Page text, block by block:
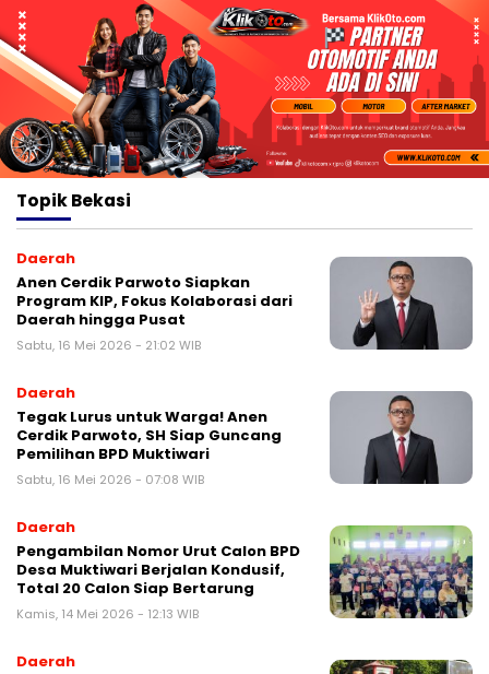
TopikBekasi
Daerah
Anen Cerdik Parwoto Siapkan
Program KIP, Fokus Kolaborasi dari
Daerah hingga Pusat
Sabtu, 16 Mei 2026 - 21:02 WIB
Daerah
Tegak Lurus untuk Warga! Anen
Cerdik Parwoto, SH Siap Guncang
Pemilihan BPD Muktiwari
Sabtu, 16 Mei 2026 - 07:08 WIB
Daerah
Pengambilan Nomor Urut Calon BPD
Desa Muktiwari Berjalan Kondusif,
Total 20 Calon Siap Bertarung
Kamis, 14 Mei 2026 - 12:13 WIB
Daerah